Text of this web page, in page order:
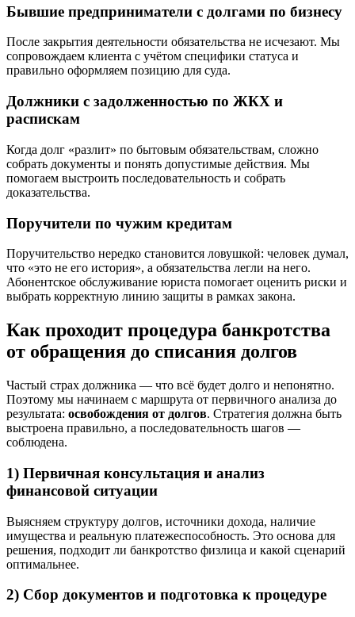
Бывшие предприниматели с долгами по бизнесу
После закрытия деятельности обязательства не исчезают. Мы
сопровождаем клиента с учётом специфики статуса и
правильно оформляем позицию для суда.
Должники с задолженностью по ЖКХ и
распискам
Когда долг «разлит» по бытовым обязательствам, сложно
собрать документы и понять допустимые действия. Мы
помогаем выстроить последовательность и собрать
доказательства.
Поручители по чужим кредитам
Поручительство нередко становится ловушкой: человек думал,
что «это не его история», а обязательства легли на него.
Абонентское обслуживание юриста помогает оценить риски и
выбрать корректную линию защиты в рамках закона.
Как проходит процедура банкротства
от обращения до списания долгов
Частый страх должника — что всё будет долго и непонятно.
Поэтому мы начинаем с маршрута от первичного анализа до
результата: освобождения от долгов. Стратегия должна быть
выстроена правильно, а последовательность шагов —
соблюдена.
1) Первичная консультация и анализ
финансовой ситуации
Выясняем структуру долгов, источники дохода, наличие
имущества и реальную платежеспособность. Это основа для
решения, подходит ли банкротство физлица и какой сценарий
оптимальнее.
2) Сбор документов и подготовка к процедуре